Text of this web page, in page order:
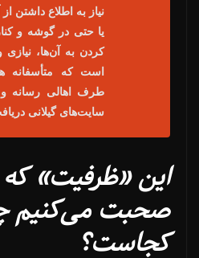
نیاز به اطلاع داشتن
یا حتی در گوشه و
کردن به آن‌ها،
است که متأسفانه
طرف اهالی رسانه و
سایت‌های گیلانی
این «ظرفیت»
صحبت می‌کنیم
کجاست؟